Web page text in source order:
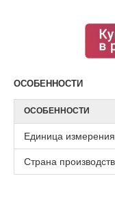
ОСОБЕННОСТИ
ОСОБЕННОСТИ
Единица измерения
Страна